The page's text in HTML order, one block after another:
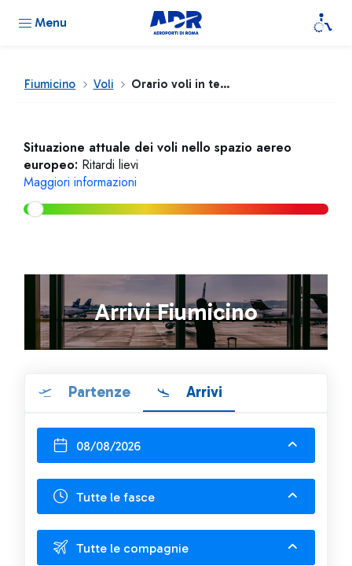
Menu
Fiumicino Voli Orario voli in tempo reale
Situazione attuale dei voli nello spazio aereo
europeo: Ritardi lievi
Maggiori informazioni
Arrivi Fiumicino
Partenze Arrivi
08/08/2026
Tutte le fasce
Tutte le compagnie